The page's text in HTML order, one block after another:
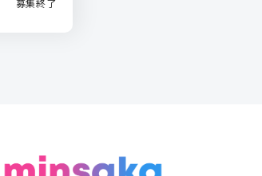
募集終了